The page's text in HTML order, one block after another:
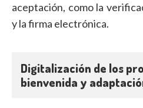
aceptación, como la
y la firma electrónica.
Digitalización de los
bienvenida y